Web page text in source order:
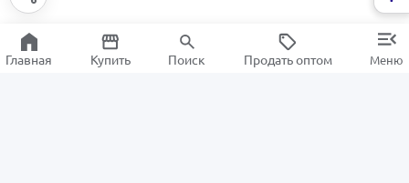
Главная Купить Поиск Продать оптом Меню